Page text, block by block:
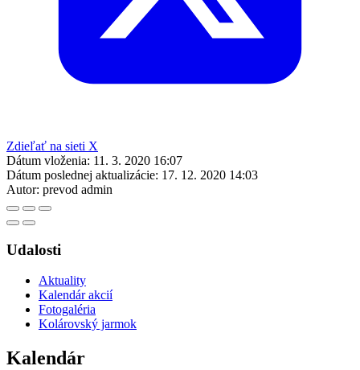
Zdieľať na sieti X
Dátum vloženia: 11. 3. 2020 16:07
Dátum poslednej aktualizácie: 17. 12. 2020 14:03
Autor: prevod admin
Udalosti
Aktuality
Kalendár akcií
Fotogaléria
Kolárovský jarmok
Kalendár